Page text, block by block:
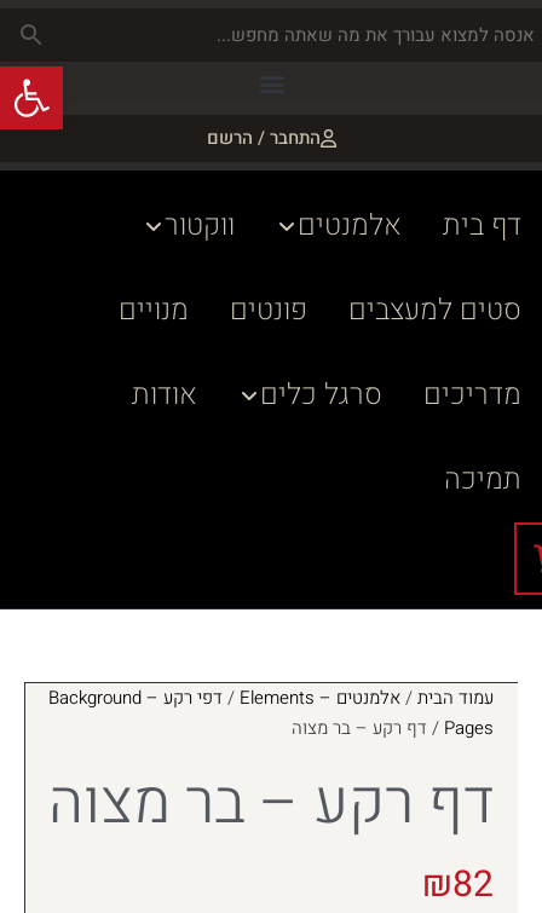
התחבר / הרשם
דף בית אלמנטים
ווקטור
סטים למעצבים
פונטים
מנויים
מדריכים
סרגל כלים
אודות
תמיכה
עמוד הבית/אלמנטים – Elements /
דפי רקע – Background
Pages / דף רקע – בר מצוה
דף רקע – בר מצוה
₪82